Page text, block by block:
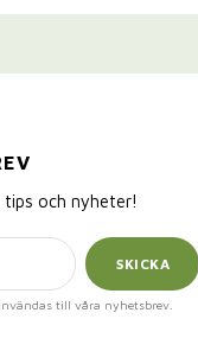
tips och nyheter!
SKICKA
till våra nyhetsbrev.